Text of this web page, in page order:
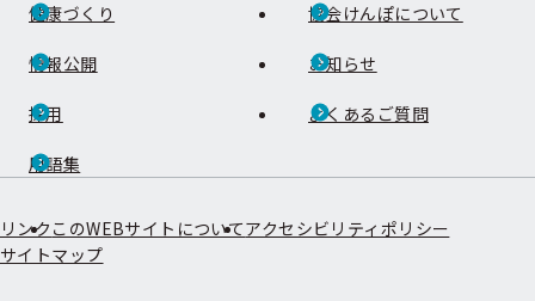
健康づくり 協会けんぽについて
情報公開 お知らせ
採用 よくあるご質問
用語集
リンク このWEBサイトについてアクセシビリティポリシー
サイトマップ